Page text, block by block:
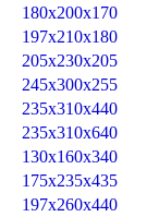
5.9
8.2
10.8
17
33.1
54.1
9.5
17.5
24.3